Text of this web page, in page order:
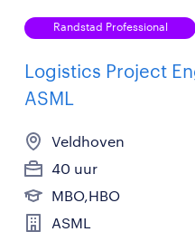
Randstad Professional
Logistics Project
ASML
Veldhoven
40 uur
MBO,HBO
ASML